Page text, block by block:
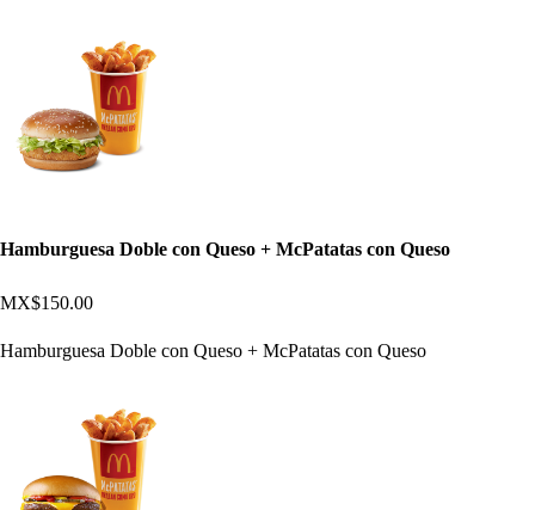
Hamburguesa Doble con Queso + McPatatas con Queso
MX$150.00
Hamburguesa Doble con Queso + McPatatas con Queso